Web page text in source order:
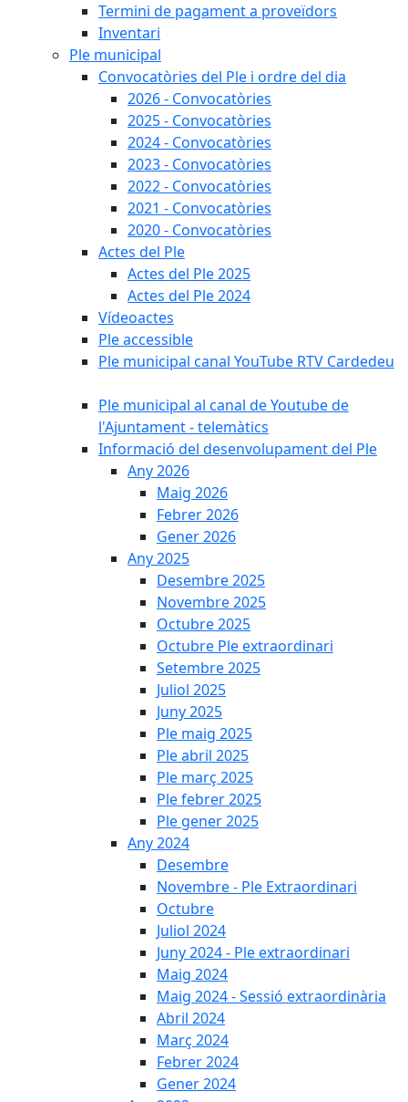
Termini de pagament a proveïdors
Inventari
Ple municipal
Convocatòries del Ple i ordre del dia
2026 - Convocatòries
2025 - Convocatòries
2024 - Convocatòries
2023 - Convocatòries
2022 - Convocatòries
2021 - Convocatòries
2020 - Convocatòries
Actes del Ple
Actes del Ple 2025
Actes del Ple 2024
Vídeoactes
Ple accessible
Ple municipal canal YouTube RTV Cardedeu
Ple municipal al canal de Youtube de
l'Ajuntament - telemàtics
Informació del desenvolupament del Ple
Any 2026
Maig 2026
Febrer 2026
Gener 2026
Any 2025
Desembre 2025
Novembre 2025
Octubre 2025
Octubre Ple extraordinari
Setembre 2025
Juliol 2025
Juny 2025
Ple maig 2025
Ple abril 2025
Ple març 2025
Ple febrer 2025
Ple gener 2025
Any 2024
Desembre
Novembre - Ple Extraordinari
Octubre
Juliol 2024
Juny 2024 - Ple extraordinari
Maig 2024
Maig 2024 - Sessió extraordinària
Abril 2024
Març 2024
Febrer 2024
Gener 2024